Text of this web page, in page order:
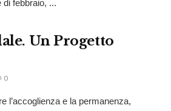
di febbraio, ...
Un Progetto
0
l’accoglienza e la permanenza,